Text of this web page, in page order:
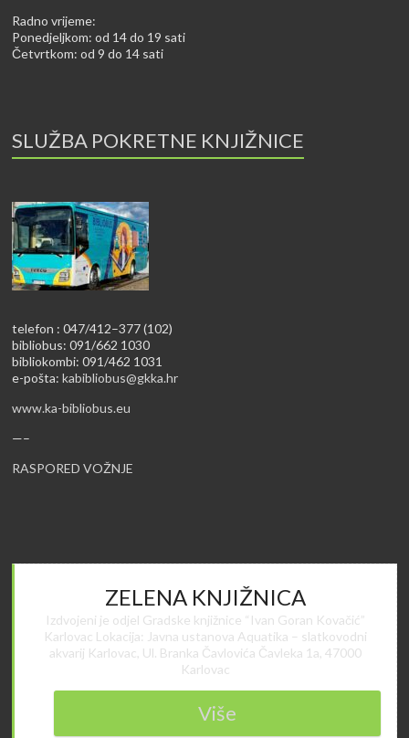
Radno vrijeme:
Ponedjeljkom: od 14 do 19 sati
Četvrtkom: od 9 do 14 sati
SLUŽBA POKRETNE KNJIŽNICE
telefon : 047/412–377 (102)
bibliobus: 091/662 1030
bibliokombi: 091/462 1031
e-pošta:kabibliobus@gkka.hr
www.ka-bibliobus.eu
—–
RASPORED VOŽNJE
ZELENA KNJIŽNICA
Izdvojeni je odjel Gradske knjižnice “Ivan Goran Kovačić”
Karlovac Lokacija: Javna ustanova Aquatika – slatkovodni
akvarij Karlovac, Ul. Branka Čavlovića Čavleka 1a, 47000
Karlovac
Više